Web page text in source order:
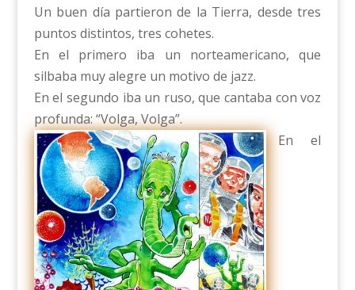
Un buen día partieron de la Tierra, desde tres
puntos distintos, tres cohetes.
En el primero iba un norteamericano, que
silbaba muy alegre un motivo de jazz.
En el segundo iba un ruso, que cantaba con voz
profunda: “Volga, Volga”.
En el